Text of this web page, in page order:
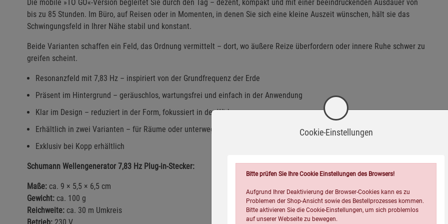
Die mobile »TO GO«-Version begleitet Sie durch den Tag – dezent, kompakt und mit einer beeindruckenden Ausdauer von
bis zu 85 Stunden. Im Büro, auf Reisen oder in Momenten, in denen Sie sich eine kleine Auszeit wünschen, hält sie das
Schwingungsfeld in Ihrer Nähe stabil und konstant.
Beide Varianten schaffen ein Feld, das Ordnung vermittelt – dort, wo äußere Reize überfordern oder innere Ruhe schwer zu
greifen scheint.
Resonanzfeld mit 7,83 Hz – inspiriert von der Grundfrequenz der Erde
Präsent im Hintergrund – geräuschlos, wartungsfrei und einfach in der Anwendung
Klar im Design – reduziert in der Form, fokussiert in der Wirkung
Erhältlich in zwei Varianten – für Räume oder unterwegs
Exklusiv bei Kopp erhältlich
Schumann Wellengenerator 7,83 Hz Plug-in-Stecker:
Maße: ca. 9 × 5,5 × 6,5 cm
Gewicht: ca. 100 g
Reichweite: ca. 30 m Umkreis
Cookie-Einstellungen
Bitte prüfen Sie Ihre Cookie Einstellungen des Browsers!
Aufgrund Ihrer Deaktivierung der Browser-Cookies kann es zu
Problemen der Shop-Ansicht sowie des Bestellprozesses kommen.
Bitte aktivieren Sie die Cookie-Einstellungen, um sich problemlos
auf unserer Webseite zu bewegen.